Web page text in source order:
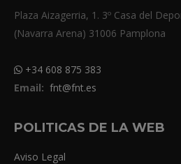
Plaza Aizagerria, 1. 3º Casa del
(Navarra Arena) 31006 Pamplona
+34 608 875 383
Email: fnt@fnt.es
POLITICAS DE LA WEB
Aviso Legal